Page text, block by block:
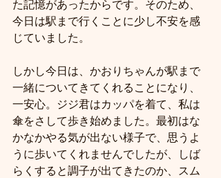
た記憶があったからです。そのため、
今日は駅まで行くことに少し不安を感
じていました。
しかし今日は、かおりちゃんが駅まで
一緒についてきてくれることになり、
一安心。ジジ君はカッパを着て、私は
傘をさして歩き始めました。最初はな
かなかやる気が出ない様子で、思うよ
うに歩いてくれませんでしたが、しば
らくすると調子が出てきたのか、スム